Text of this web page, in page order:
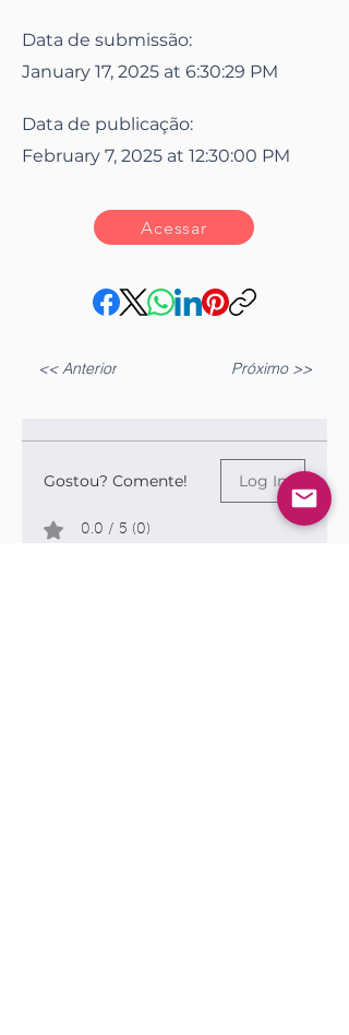
Data de submissão:
January 17, 2025 at 6:30:29 PM
Data de publicação:
February 7, 2025 at 12:30:00 PM
Acessar
<< Anterior Próximo >>
Gostou? Comente! Log In
0.0 / 5 (0)